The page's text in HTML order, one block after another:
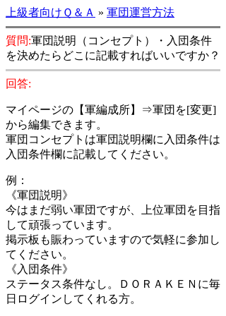
上級者向けＱ＆Ａ » 軍団運営方法
質問:軍団説明（コンセプト）・入団条件
を決めたらどこに記載すればいいですか？
回答:
マイページの【軍編成所】⇒軍団を[変更]
から編集できます。
軍団コンセプトは軍団説明欄に入団条件は
入団条件欄に記載してください。
例：
《軍団説明》
今はまだ弱い軍団ですが、上位軍団を目指
して頑張っています。
掲示板も賑わっていますので気軽に参加し
てください。
《入団条件》
ステータス条件なし。ＤＯＲＡＫＥＮに毎
日ログインしてくれる方。